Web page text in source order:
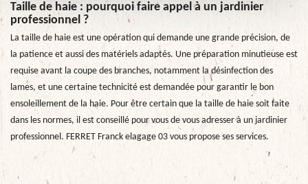
Taille de haie : pourquoi faire appel à un jardinier
professionnel ?
La taille de haie est une opération qui demande une grande précision, de
la patience et aussi des matériels adaptés. Une préparation minutieuse est
requise avant la coupe des branches, notamment la désinfection des
lames, et une certaine technicité est demandée pour garantir le bon
ensoleillement de la haie. Pour être certain que la taille de haie soit faite
dans les normes, il est conseillé pour vous de vous adresser à un jardinier
professionnel. FERRET Franck elagage 03 vous propose ses services.